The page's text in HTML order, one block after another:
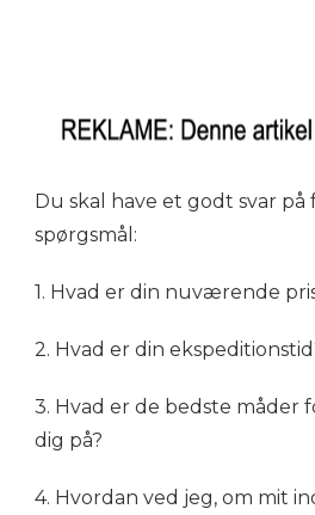
Du skal have et godt svar på
spørgsmål:
1. Hvad er din nuværende
2. Hvad er din
3. Hvad er de bedste måder
dig på?
4. Hvordan ved jeg, om mit